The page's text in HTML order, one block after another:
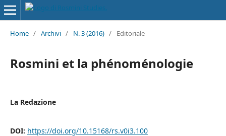
Home / Archivi / N. 3 (2016) / Editoriale
Rosmini et la phénoménologie
La Redazione
DOI: https://doi.org/10.15168/rs.v0i3.100